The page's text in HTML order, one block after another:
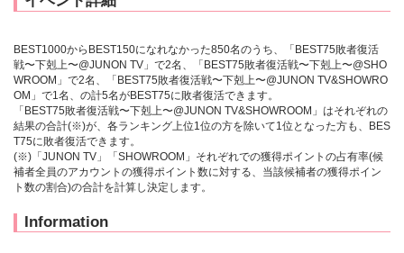
BEST1000からBEST150になれなかった850名のうち、「BEST75敗者復活
戦〜下剋上〜@JUNON TV」で2名、「BEST75敗者復活戦〜下剋上〜@SHO
WROOM」で2名、「BEST75敗者復活戦〜下剋上〜@JUNON TV&SHOWRO
OM」で1名、の計5名がBEST75に敗者復活できます。
「BEST75敗者復活戦〜下剋上〜@JUNON TV&SHOWROOM」はそれぞれの
結果の合計(※)が、各ランキング上位1位の方を除いて1位となった方も、BES
T75に敗者復活できます。
(※)「JUNON TV」「SHOWROOM」それぞれでの獲得ポイントの占有率(候
補者全員のアカウントの獲得ポイント数に対する、当該候補者の獲得ポイン
ト数の割合)の合計を計算し決定します。
Information